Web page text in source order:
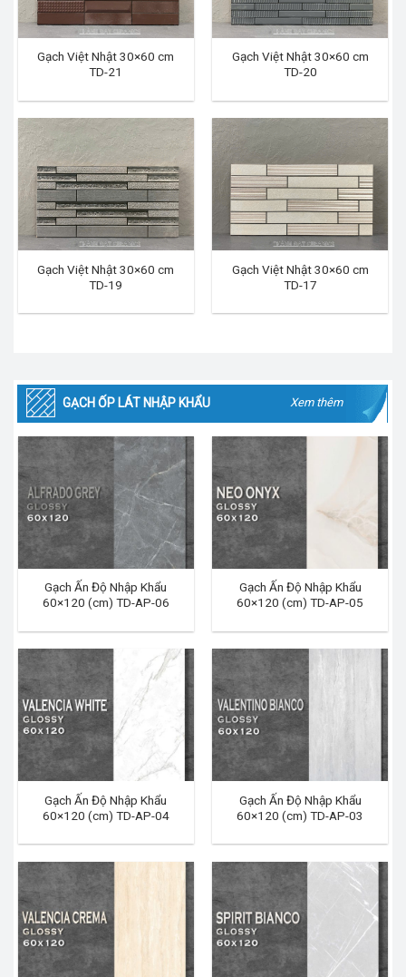
Gạch Việt Nhật 30×60 cm
TD-21
Gạch Việt Nhật 30×60 cm
TD-20
Gạch Việt Nhật 30×60 cm
TD-19
Gạch Việt Nhật 30×60 cm
TD-17
GẠCH ỐP LÁT NHẬP KHẨU Xem thêm
Gạch Ấn Độ Nhập Khẩu
60×120 (cm) TD-AP-06
Gạch Ấn Độ Nhập Khẩu
60×120 (cm) TD-AP-05
Gạch Ấn Độ Nhập Khẩu
60×120 (cm) TD-AP-04
Gạch Ấn Độ Nhập Khẩu
60×120 (cm) TD-AP-03